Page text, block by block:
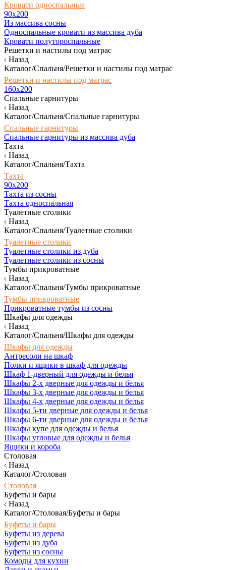
Кровати односпальные
90х200
Из массива сосны
Односпальные кровати из массива дуба
Кровати полутороспальные
Решетки и настилы под матрас
Назад
Каталог/Спальня/Решетки и настилы под матрас
Решетки и настилы под матрас
160х200
Спальные гарнитуры
Назад
Каталог/Спальня/Спальные гарнитуры
Спальные гарнитуры
Спальные гарнитуры из массива дуба
Тахта
Назад
Каталог/Спальня/Тахта
Тахта
90х200
Тахта из сосны
Тахта односпальная
Туалетные столики
Назад
Каталог/Спальня/Туалетные столики
Туалетные столики
Туалетные столики из дуба
Туалетные столики из сосны
Тумбы прикроватные
Назад
Каталог/Спальня/Тумбы прикроватные
Тумбы прикроватные
Прикроватные тумбы из сосны
Шкафы для одежды
Назад
Каталог/Спальня/Шкафы для одежды
Шкафы для одежды
Антресоли на шкаф
Полки и ящики в шкаф для одежды
Шкаф 1-дверный для одежды и белья
Шкафы 2-х дверные для одежды и белья
Шкафы 3-х дверные для одежды и белья
Шкафы 4-х дверные для одежды и белья
Шкафы 5-ти дверные для одежды и белья
Шкафы 6-ти дверные для одежды и белья
Шкафы купе для одежды и белья
Шкафы угловые для одежды и белья
Ящики и короба
Столовая
Назад
Каталог/Столовая
Столовая
Буфеты и бары
Назад
Каталог/Столовая/Буфеты и бары
Буфеты и бары
Буфеты из дерева
Буфеты из дуба
Буфеты из сосны
Комоды для кухни